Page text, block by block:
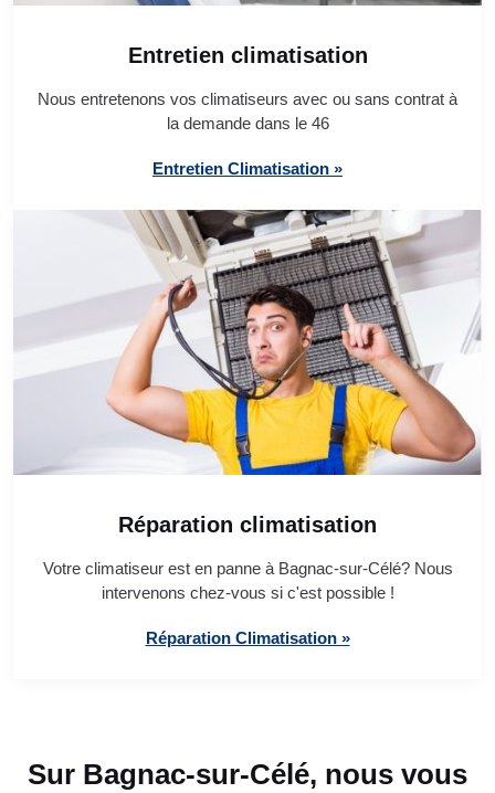
Entretien climatisation
Nous entretenons vos climatiseurs avec ou sans contrat à
la demande dans le 46
Entretien Climatisation »
Réparation climatisation
Votre climatiseur est en panne à Bagnac-sur-Célé? Nous
intervenons chez-vous si c'est possible !
Réparation Climatisation »
Sur Bagnac-sur-Célé, nous vous